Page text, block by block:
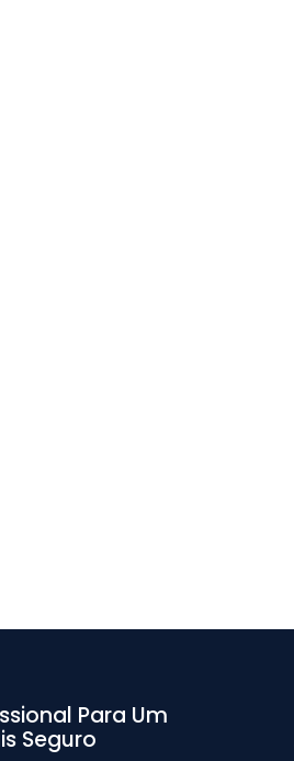
Para Um
Seguro